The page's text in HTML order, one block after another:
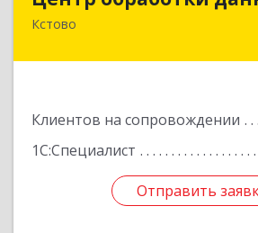
Кстово
Клиентов на сопровождении
1С:Специалист
Отправить
607650, Нижегородская обл,
Отправить